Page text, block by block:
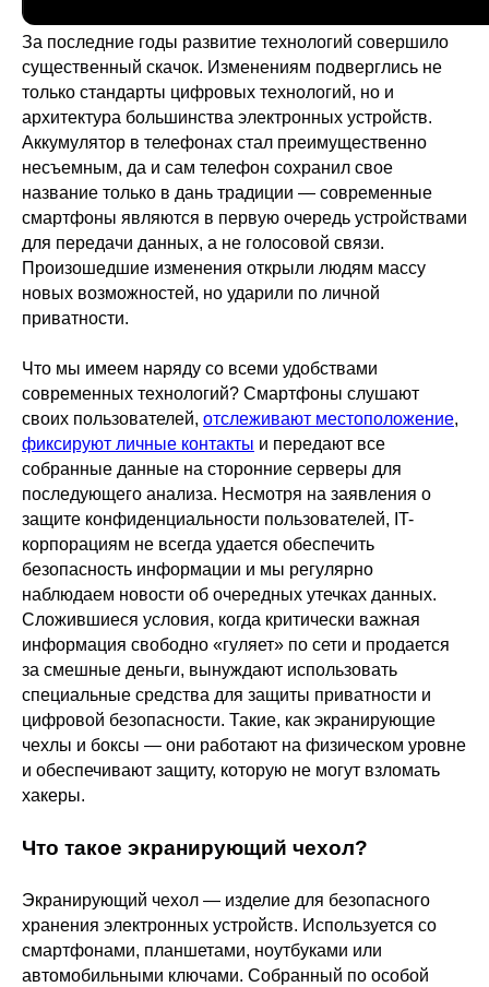
За последние годы развитие технологий совершило
существенный скачок. Изменениям подверглись не
только стандарты цифровых технологий, но и
архитектура большинства электронных устройств.
Аккумулятор в телефонах стал преимущественно
несъемным, да и сам телефон сохранил свое
название только в дань традиции — современные
смартфоны являются в первую очередь устройствами
для передачи данных, а не голосовой связи.
Произошедшие изменения открыли людям массу
новых возможностей, но ударили по личной
приватности.
Что мы имеем наряду со всеми удобствами
современных технологий? Смартфоны слушают
своих пользователей, отслеживают местоположение,
фиксируют личные контакты и передают все
собранные данные на сторонние серверы для
последующего анализа. Несмотря на заявления о
защите конфиденциальности пользователей, IT-
корпорациям не всегда удается обеспечить
безопасность информации и мы регулярно
наблюдаем новости об очередных утечках данных.
Сложившиеся условия, когда критически важная
информация свободно «гуляет» по сети и продается
за смешные деньги, вынуждают использовать
специальные средства для защиты приватности и
цифровой безопасности. Такие, как экранирующие
чехлы и боксы — они работают на физическом уровне
и обеспечивают защиту, которую не могут взломать
хакеры.
Что такое экранирующий чехол?
Экранирующий чехол — изделие для безопасного
хранения электронных устройств. Используется со
смартфонами, планшетами, ноутбуками или
автомобильными ключами. Собранный по особой